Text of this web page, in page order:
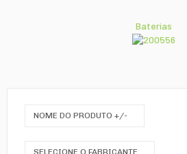
Baterias
NOME DO PRODUTO +/-
SELECIONE O FABRICANTE